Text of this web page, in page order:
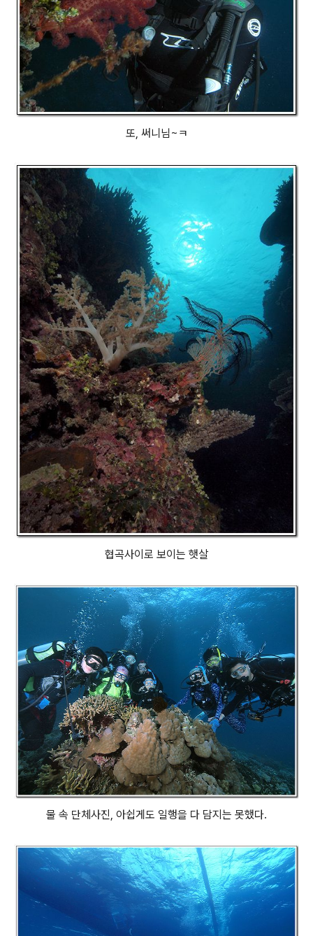
또, 써니님~ㅋ
협곡사이로 보이는 햇살
물 속 단체사진, 아쉽게도 일행을 다 담지는 못했다.